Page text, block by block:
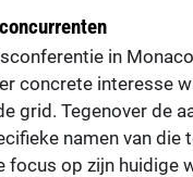
in
concrete interesse
grid. Tegenover de
namen van die
focus op zijn huidige